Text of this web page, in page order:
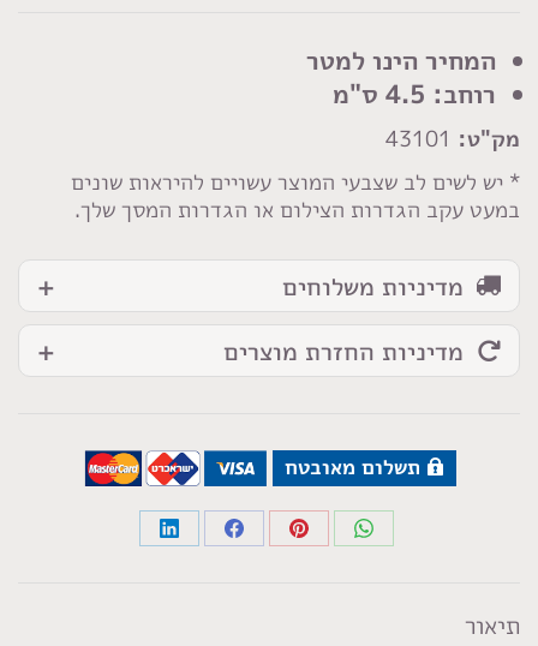
המחיר הינו למטר
רוחב: 4.5 ס"מ
מק"ט:
* יש לשים לב שצבעי המוצר עשויים להיראות שונים
במעט עקב הגדרות הצילום או הגדרות המסך שלך.
שחור
מעוינים
מדיניות משלוחים
מדיניות החזרת מוצרים
תשלום מאובטח
Share
Share
Share
Share
תיאור